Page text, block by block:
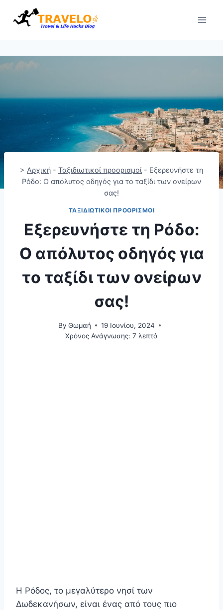
> Αρχική - Ταξιδιωτικοί προορισμοί - Εξερευνήστε τη
Ρόδο: Ο απόλυτος οδηγός για το ταξίδι των ονείρων
σας!
ΤΑΞΙΔΙΩΤΙΚΟΊ ΠΡΟΟΡΙΣΜΟΊ
Εξερευνήστε τη Ρόδο:
Ο απόλυτος οδηγός για
το ταξίδι των ονείρων
σας!
By Θωμαή
19 Ιουνίου, 2024
Χρόνος Ανάγνωσης: 7 λεπτά
Η Ρόδος, το μεγαλύτερο νησί των
Δωδεκανήσων, είναι ένας από τους πιο